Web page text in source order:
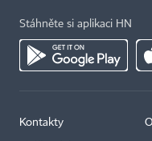
Stáhněte si aplikaci HN
Kontakty